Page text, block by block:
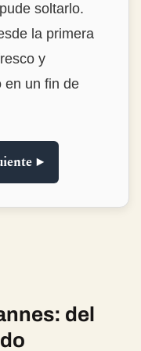
soltarlo.
la primera
y
en un fin de
▶
del